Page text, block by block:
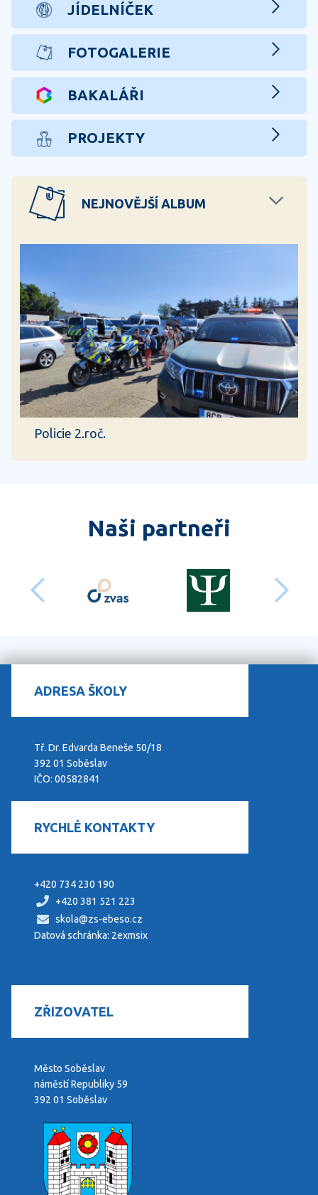
JÍDELNÍČEK
FOTOGALERIE
BAKALÁŘI
PROJEKTY
NEJNOVĚJŠÍ ALBUM
Policie 2.roč.
Naši partneři
ADRESA ŠKOLY
Tř. Dr. Edvarda Beneše 50/18
392 01 Soběslav
IČO: 00582841
RYCHLÉ KONTAKTY
+420 734 230 190
+420 381 521 223
skola@zs-ebeso.cz
Datová schránka: 2exmsix
ZŘIZOVATEL
Město Soběslav
náměstí Republiky 59
392 01 Soběslav